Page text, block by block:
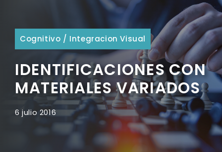
Cognitivo / Integracion Visual
IDENTIFICACIONES CON
MATERIALES VARIADOS
6 julio 2016